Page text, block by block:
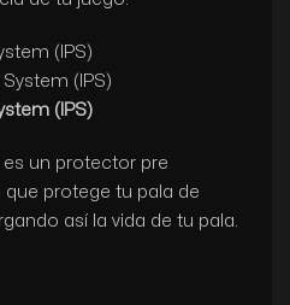
(IPS)
(IPS)
un protector pre
protege tu pala de
así la vida de tu pala.